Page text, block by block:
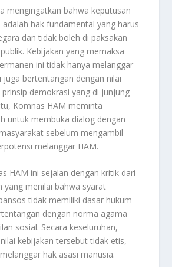
mengingatkan bahwa keputusan
hak fundamental yang harus
dan tidak boleh di paksakan
Kebijakan yang memaksa
ini tidak hanya melanggar
juga bertentangan dengan nilai
demokrasi yang di junjung
Komnas HAM meminta
untuk membuka dialog dengan
sebelum mengambil
melanggar HAM.
HAM ini sejalan dengan kritik dari
yang menilai bahwa syarat
tidak memiliki dasar hukum
dengan norma agama
sosial. Secara keseluruhan,
kebijakan tersebut tidak etis,
hak asasi manusia.